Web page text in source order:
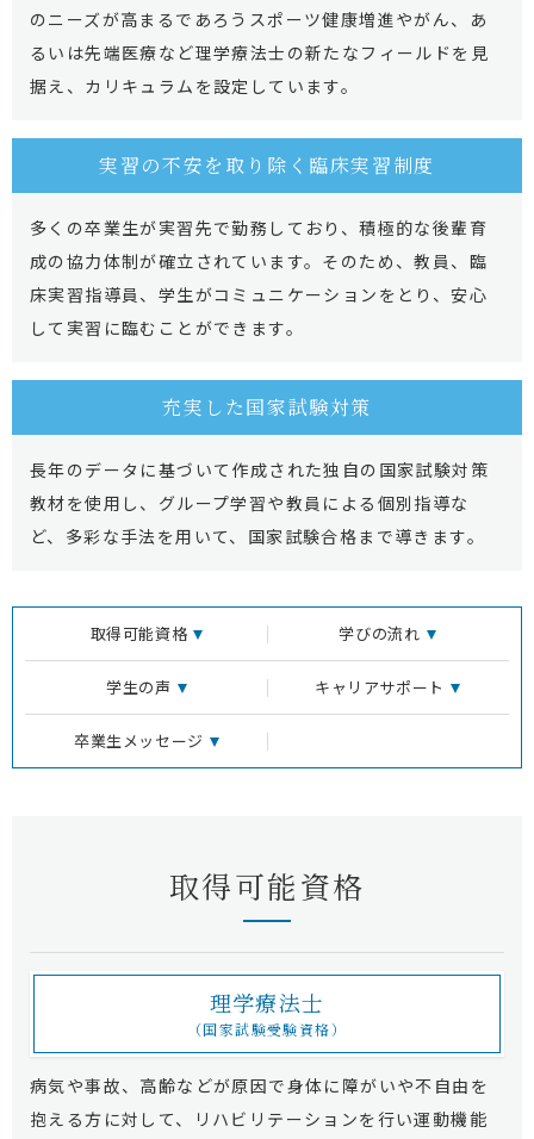
のニーズが高まるであろうスポーツ健康増進やがん、あ
るいは先端医療など理学療法士の新たなフィールドを見
据え、カリキュラムを設定しています。
実習の不安を取り除く 臨床実習制度
多くの卒業生が実習先で勤務しており、積極的な後輩育
成の協力体制が確立されています。そのため、教員、臨
床実習指導員、学生がコミュニケーションをとり、安心
して実習に臨むことができます。
充実した国家試験対策
長年のデータに基づいて作成された独自の国家試験対策
教材を使用し、グループ学習や教員による個別指導な
ど、多彩な手法を用いて、国家試験合格まで導きます。
取得可能資格 学びの流れ
学生の声 キャリアサポート
卒業生メッセージ
取得可能資格
理学療法士
（国家試験受験資格）
病気や事故、高齢などが原因で身体に障がいや不自由を
抱える方に対して、リハビリテーションを行い運動機能